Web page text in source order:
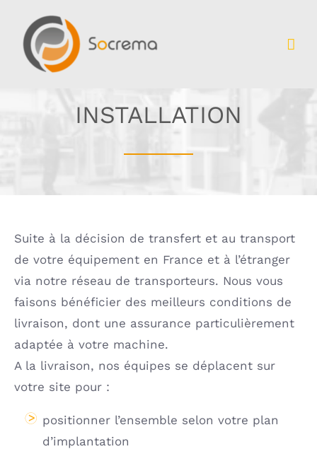
contenu
INSTALLATION
Suite à la décision de transfert et au transport
de votre équipement en France et à l’étranger
via notre réseau de transporteurs. Nous vous
faisons bénéficier des meilleurs conditions de
livraison, dont une assurance particulièrement
adaptée à votre machine.
A la livraison, nos équipes se déplacent sur
votre site pour :
positionner l’ensemble selon votre plan
d’implantation